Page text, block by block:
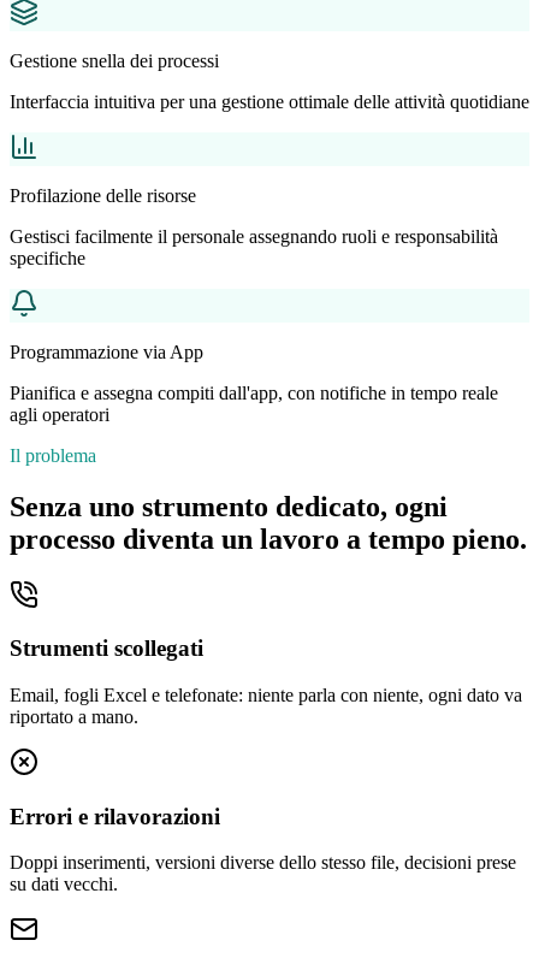
Gestione snella dei processi
Interfaccia intuitiva per una gestione ottimale delle attività quotidiane
Profilazione delle risorse
Gestisci facilmente il personale assegnando ruoli e responsabilità
specifiche
Programmazione via App
Pianifica e assegna compiti dall'app, con notifiche in tempo reale
agli operatori
Il problema
Senza uno strumento dedicato, ogni
processo diventa un lavoro a tempo pieno.
Strumenti scollegati
Email, fogli Excel e telefonate: niente parla con niente, ogni dato va
riportato a mano.
Errori e rilavorazioni
Doppi inserimenti, versioni diverse dello stesso file, decisioni prese
su dati vecchi.